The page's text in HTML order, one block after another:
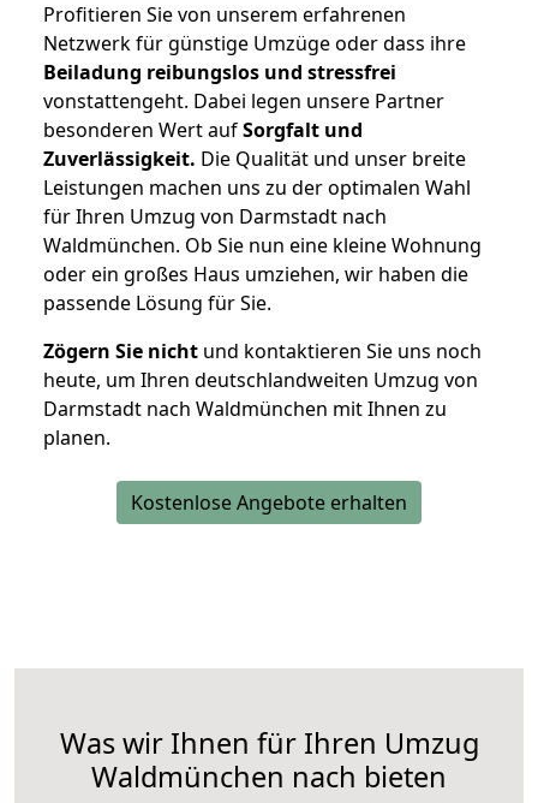
Profitieren Sie von unserem erfahrenen
Netzwerk für günstige Umzüge oder dass ihre
Beiladung reibungslos und stressfrei
vonstattengeht. Dabei legen unsere Partner
besonderen Wert aufSorgfalt und
Zuverlässigkeit. Die Qualität und unser breite
Leistungen machen uns zu der optimalen Wahl
für Ihren Umzug von Darmstadt nach
Waldmünchen. Ob Sie nun eine kleine Wohnung
oder ein großes Haus umziehen, wir haben die
passende Lösung für Sie.
Zögern Sie nicht und kontaktieren Sie uns noch
heute, um Ihren deutschlandweiten Umzug von
Darmstadt nach Waldmünchen mit Ihnen zu
planen.
Kostenlose Angebote erhalten
Was wir Ihnen für Ihren Umzug
Waldmünchen nach bieten